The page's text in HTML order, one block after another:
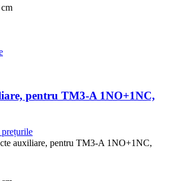
pentru TM3-A 1NO+1NC,
auxiliare, pentru TM3-A 1NO+1NC,